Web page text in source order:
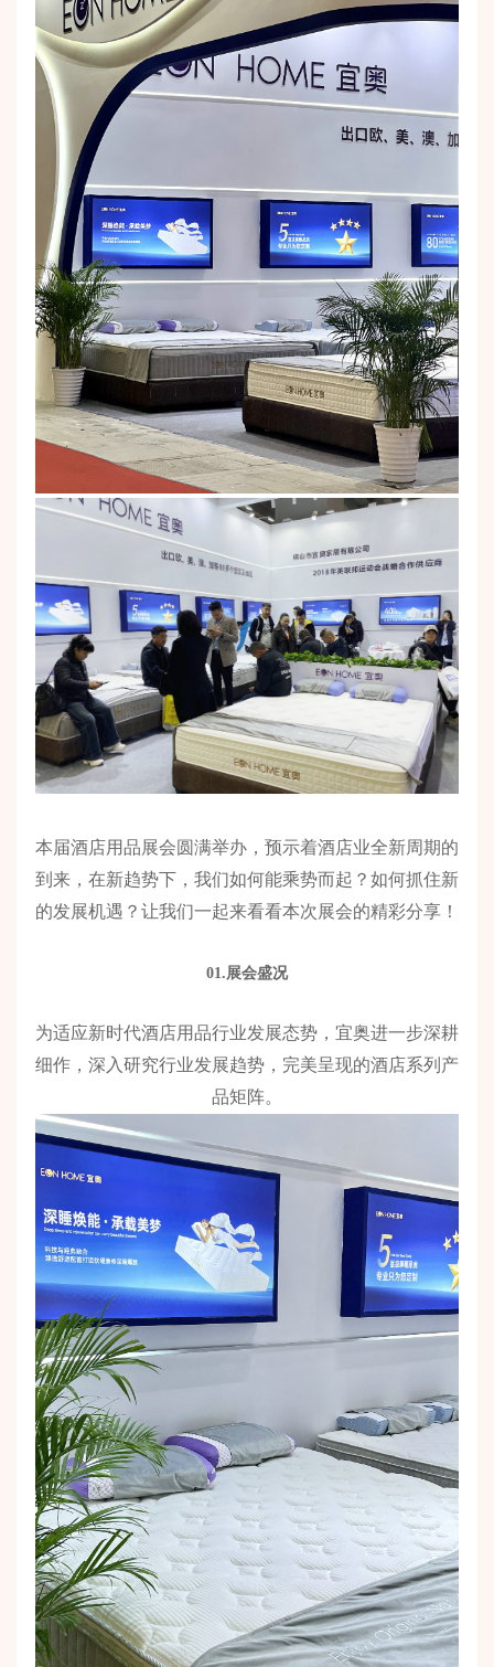
本届酒店用品展会圆满举办，预示着酒店业全新周期的
到来，在新趋势下，我们如何能乘势而起？如何抓住新
的发展机遇？让我们一起来看看本次展会的精彩分享！
01.展会盛况
为适应新时代酒店用品行业发展态势，宜奥进一步深耕
细作，深入研究行业发展趋势，完美呈现的酒店系列产
品矩阵。